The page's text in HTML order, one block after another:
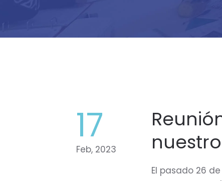
17
Feb, 2023
El pasado 26